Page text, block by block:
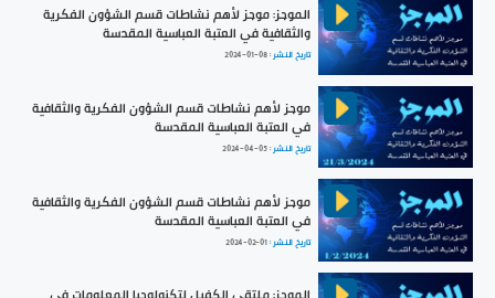
الموجز: موجز لأهم نشاطات قسم الشؤون الفكرية
والثقافية في العتبة العباسية المقدسة
تاريخ النشر :2024-01-08
موجز لأهم نشاطات قسم الشؤون الفكرية والثقافية
في العتبة العباسية المقدسة
تاريخ النشر :2024-04-05
موجز لأهم نشاطات قسم الشؤون الفكرية والثقافية
في العتبة العباسية المقدسة
تاريخ النشر :2024-02-01